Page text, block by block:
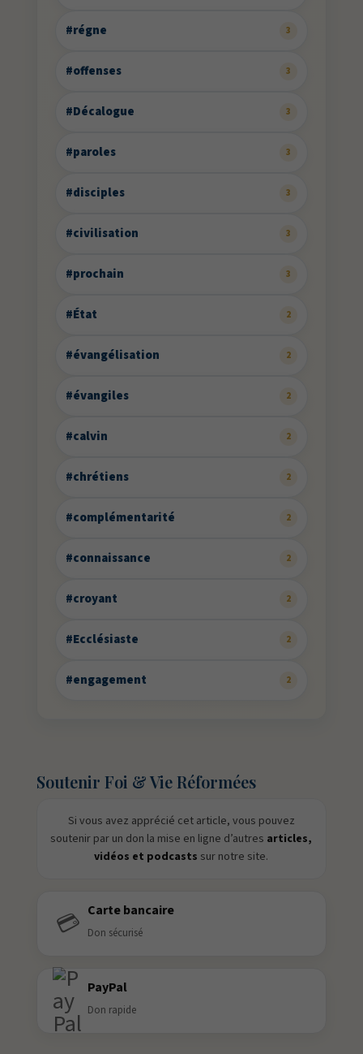
#régne 3
#offenses 3
#Décalogue 3
#paroles 3
#disciples 3
#civilisation 3
#prochain 3
#État 2
#évangélisation 2
#évangiles 2
#calvin 2
#chrétiens 2
#complémentarité 2
#connaissance 2
#croyant 2
#Ecclésiaste 2
#engagement 2
Soutenir Foi & Vie Réformées
Si vous avez apprécié cet article, vous pouvez
soutenir par un don la mise en ligne d’autres articles,
vidéos et podcasts sur notre site.
💳 Carte bancaire
Don sécurisé
PayPal
Don rapide